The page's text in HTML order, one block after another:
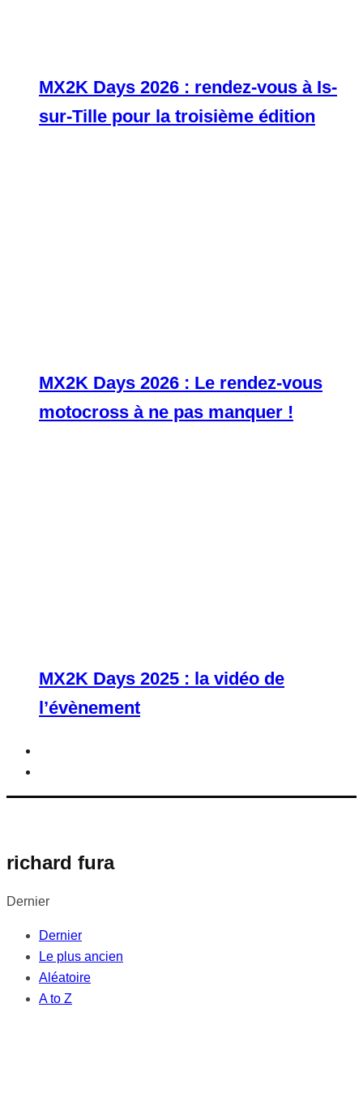
MX2K Days 2026 : rendez-vous à Is-
sur-Tille pour la troisième édition
MX2K Days 2026 : Le rendez-vous
motocross à ne pas manquer !
MX2K Days 2025 : la vidéo de
l’évènement
richard fura
Dernier
Dernier
Le plus ancien
Aléatoire
A to Z